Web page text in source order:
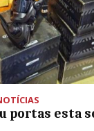
portas esta